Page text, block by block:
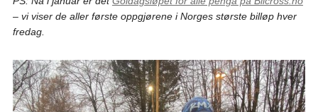
– vi viser de aller første oppgjørene i Norges største billøp hver
fredag.